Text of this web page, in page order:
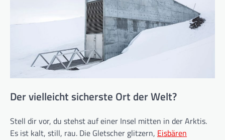
Der vielleicht sicherste Ort der Welt?
Stell dir vor, du stehst auf einer Insel mitten in der Arktis.
Es ist kalt, still, rau. Die Gletscher glitzern, Eisbären